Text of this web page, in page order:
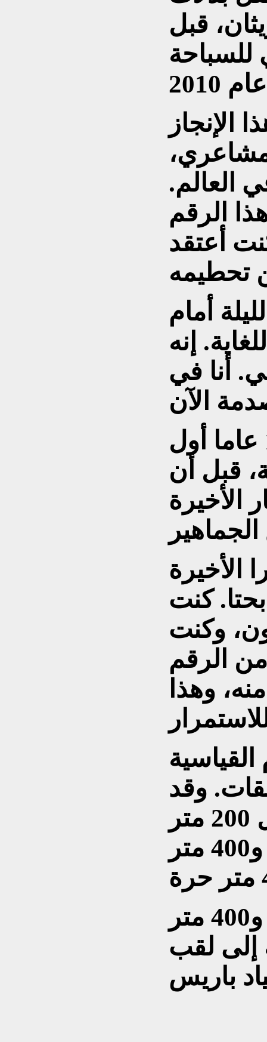
قبل
للسباحة
العالم.
الرقم
أعتقد
أمام
إنه
أنا في
وسبحت الشابة البالغة 19 عاما أول
27.45 ثانية، قبل أن
الأخيرة
الأخيرة
بحتا. كنت
وكنت
الرقم
وهذا
وقد
أضافت تخصصها المفضل 200 متر
فراشة إلى سباقات 200 و400 متر
وقد أحرزت ذهبيتي 200 و400 متر
إلى لقب